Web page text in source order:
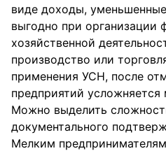
виде доходы,
выгодно при организации
хозяйственной
производство или
применения УСН, после
предприятий
Можно выделить
документального
Мелким